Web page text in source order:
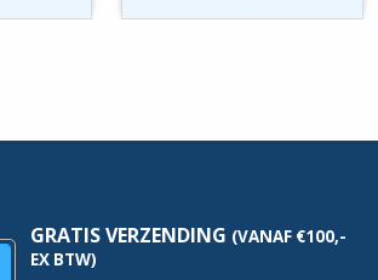
22220-
GRATIS VERZENDING (VANAF €100,-
EX BTW)